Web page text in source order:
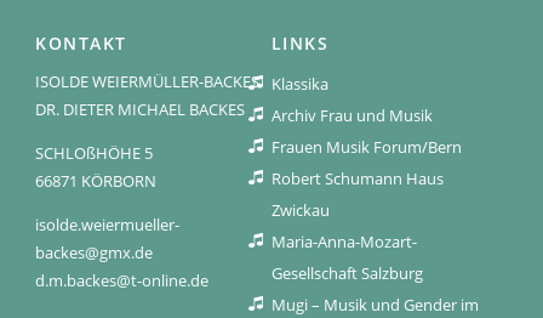
KONTAKT
ISOLDE WEIERMÜLLER-BACKES
DR. DIETER MICHAEL BACKES
SCHLOßHÖHE 5
66871 KÖRBORN
isolde.weiermueller-
backes@gmx.de
d.m.backes@t-online.de
LINKS
Klassika
Archiv Frau und Musik
Frauen Musik Forum/Bern
Robert Schumann Haus
Zwickau
Maria-Anna-Mozart-
Gesellschaft Salzburg
Mugi – Musik und Gender im